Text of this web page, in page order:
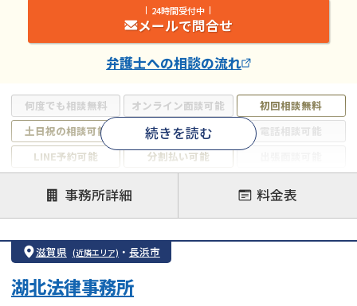
何度でも相談無料 オンライン面談可能
初回相談無料
土日祝の相談可能
19時以降電話可能
電話相談可能
LINE予約可能
分割払い可能
借金返済相談・交渉
自己破産
任意整理
個人再生
時効援用
会社破産・法人破産
続きを読む
24時間受付中
メールで問合せ
弁護士への相談の流れ
事務所詳細 料金表
滋賀県 (近隣エリア) ・ 長浜市
湖北法律事務所